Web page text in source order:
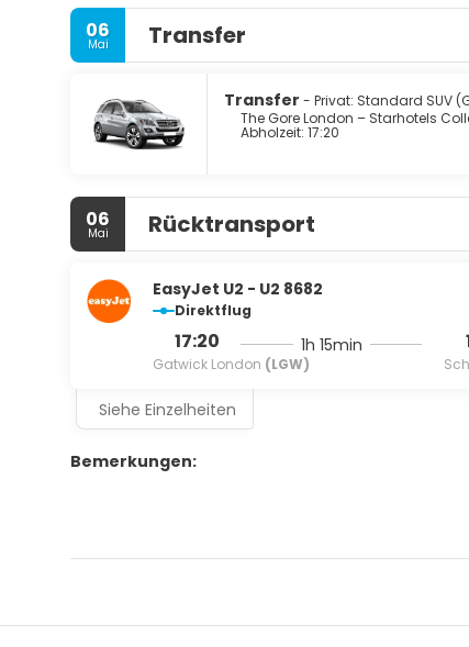
06
Mai Transfer
Transfer - Privat: Standard SUV
The Gore London – Starhotels
Abholzeit: 17:20
06
Mai Rücktransport
EasyJet U2 - U2 8682
Direktflug
17:20
Gatwick London (LGW)
1h 15min
Siehe Einzelheiten
Bemerkungen: